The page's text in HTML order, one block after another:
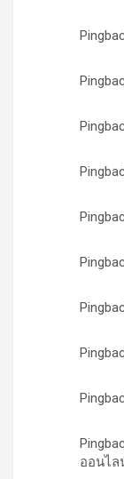
ออนไล